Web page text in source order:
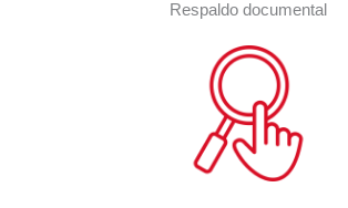
Respaldo documental